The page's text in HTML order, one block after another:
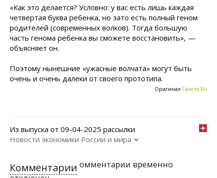
«Как это делается? Условно: у вас есть лишь каждая
четвертая буква ребенка, но зато есть полный геном
родителей (современных волков). Тогда большую
часть генома ребенка вы сможете восстановить», —
объясняет он.
Поэтому нынешние «ужасные волчата» могут быть
очень и очень далеки от своего прототипа.
Оригинал Газета.Ru
Из выпуска от 09-04-2025 рассылки
Новости экономики России и мира
Комментарии омментарии временно